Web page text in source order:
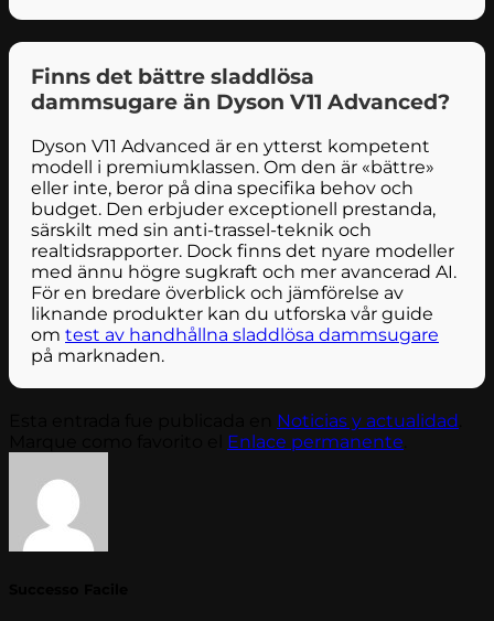
Finns det bättre sladdlösa
dammsugare än Dyson V11 Advanced?
Dyson V11 Advanced är en ytterst kompetent
modell i premiumklassen. Om den är «bättre»
eller inte, beror på dina specifika behov och
budget. Den erbjuder exceptionell prestanda,
särskilt med sin anti-trassel-teknik och
realtidsrapporter. Dock finns det nyare modeller
med ännu högre sugkraft och mer avancerad AI.
För en bredare överblick och jämförelse av
liknande produkter kan du utforska vår guide
om test av handhållna sladdlösa dammsugare
på marknaden.
Noticias y actualidad
Enlace permanente